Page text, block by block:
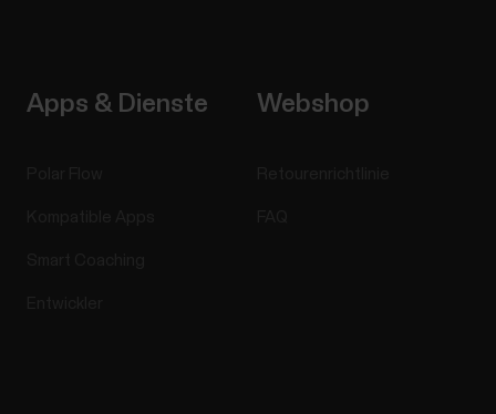
Apps & Dienste Webshop